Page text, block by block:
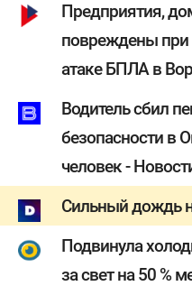
Предприятия,
повреждены при
атаке БПЛА в
Водитель сбил
безопасности в
человек -
Сильный дождь
Подвинула
за свет на 50 %